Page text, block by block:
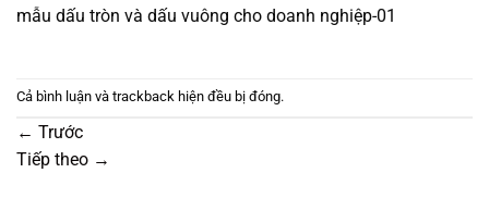
mẫu dấu tròn và dấu vuông cho doanh nghiệp-01
Cả bình luận và trackback hiện đều bị đóng.
← Trước
Tiếp theo →